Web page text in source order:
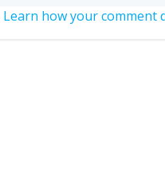
Learn how your comment